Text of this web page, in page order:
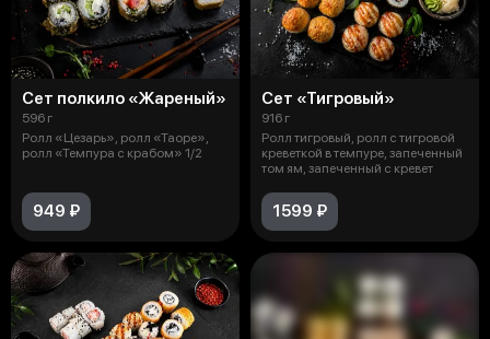
Сет полкило «Жареный»
596 г
Ролл «Цезарь», ролл «Таоре»,
ролл «Темпура с крабом» 1/2
949 ₽
Сет «Тигровый»
916 г
Ролл тигровый, ролл с тигровой
креветкой в темпуре, запеченный
том ям, запеченный с кревет
1599 ₽